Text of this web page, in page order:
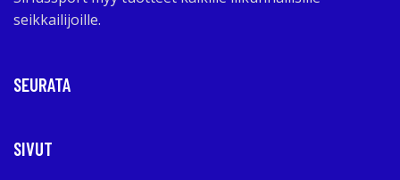
seikkailijoille.
SEURATA
SIVUT